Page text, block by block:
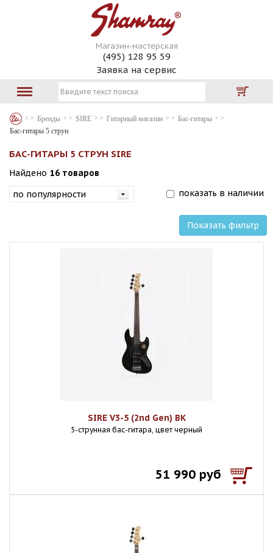
Магазин-мастерская
(495) 128 95 59
Заявка на сервис
Бренды SIRE Гитарный магазин
Бас-гитары
Бас-гитары 5 струн
БАС-ГИТАРЫ 5 СТРУН SIRE
Найдено 16 товаров
показать в наличии
Показать фильтр
SIRE V3-5 (2nd Gen) BK
5-струнная бас-гитара, цвет черный
51 990 руб